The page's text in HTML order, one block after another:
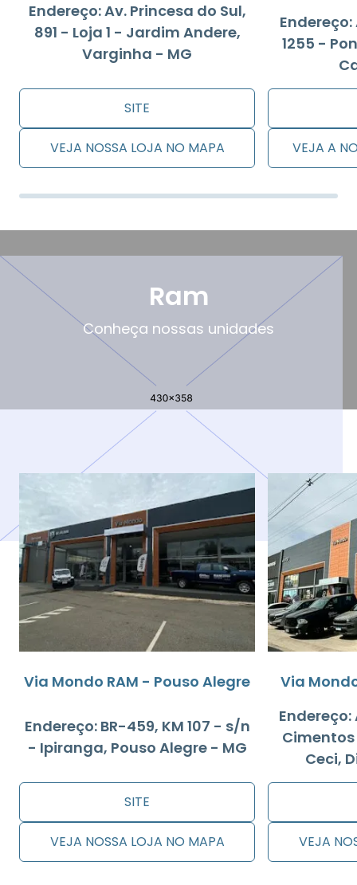
Endereço: Av. Princesa do Sul,
891 - Loja 1 - Jardim Andere,
Varginha - MG
SITE
VEJA NOSSA LOJA NO MAPA
1255 -
VEJA A
Ram
Conheça nossas unidades
Via Mondo RAM - Pouso Alegre
Endereço: BR-459, KM 107 - s/n
- Ipiranga, Pouso Alegre - MG
SITE
VEJA NOSSA LOJA NO MAPA
Via
Cimentos
Ceci,
VEJA